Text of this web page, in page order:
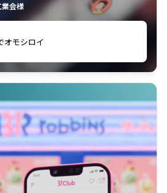
会様
オモシロイ
ョーがアプリでもっと楽しめました